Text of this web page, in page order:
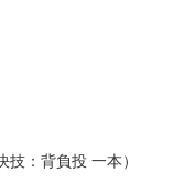
：背負投 一本）